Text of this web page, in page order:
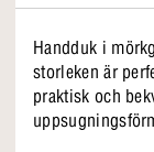
Handduk i
storleken är
praktisk och